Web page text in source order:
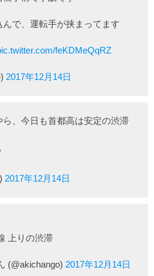
で、運転手が挟まってます
feKDMeQqRZ
2017年12月14日
、今日も首都高は安定の渋滞
2017年12月14日
上りの渋滞
(@akichango) 2017年12月14日